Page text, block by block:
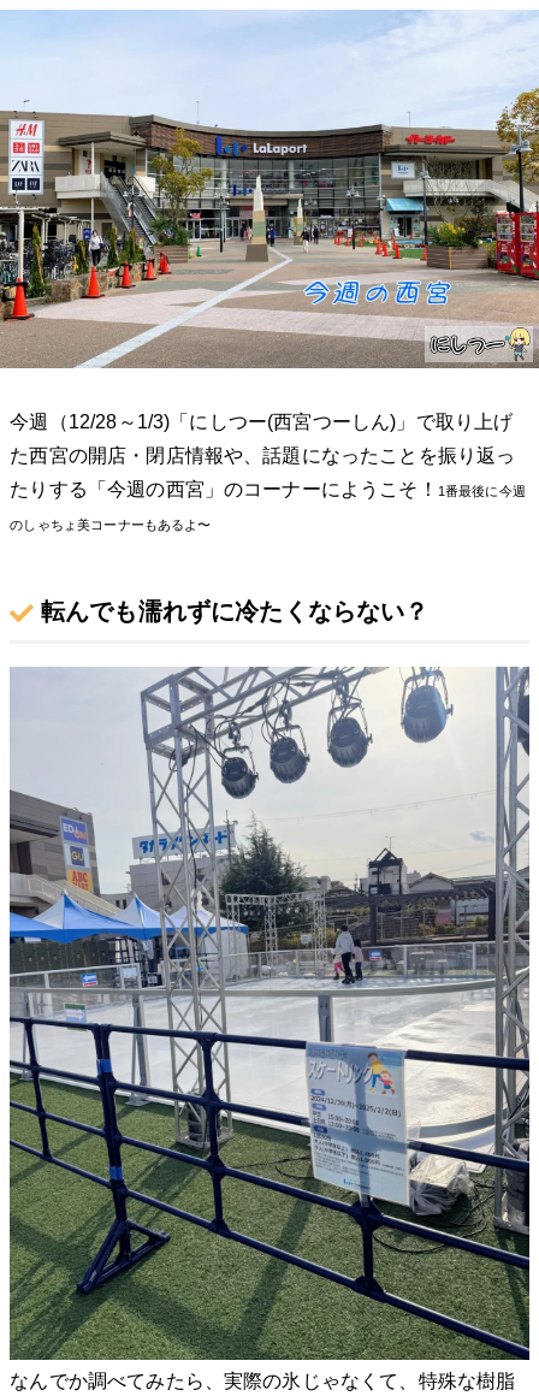
今週（12/28～1/3)「にしつー(西宮つーしん)」で取り上げ
た西宮の開店・閉店情報や、話題になったことを振り返っ
たりする「今週の西宮」のコーナーにようこそ！
1番最後に今週
のしゃちょ美コーナーもあるよ〜
転んでも濡れずに冷たくならない？
なんでか調べてみたら、実際の氷じゃなくて、特殊な樹脂